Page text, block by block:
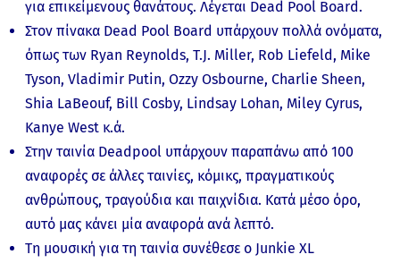
για επικείμενους θανάτους. Λέγεται Dead Pool Board.
Στον πίνακα Dead Pool Board υπάρχουν πολλά ονόματα,
όπως των Ryan Reynolds, T.J. Miller, Rob Liefeld, Mike
Tyson, Vladimir Putin, Ozzy Osbourne, Charlie Sheen,
Shia LaBeouf, Bill Cosby, Lindsay Lohan, Miley Cyrus,
Kanye West κ.ά.
Στην ταινία Deadpool υπάρχουν παραπάνω από 100
αναφορές σε άλλες ταινίες, κόμικς, πραγματικούς
ανθρώπους, τραγούδια και παιχνίδια. Κατά μέσο όρο,
αυτό μας κάνει μία αναφορά ανά λεπτό.
Τη μουσική για τη ταινία συνέθεσε ο Junkie XL